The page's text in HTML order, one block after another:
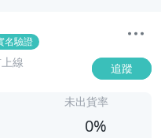
名驗證
線 追蹤
未出貨率
0%